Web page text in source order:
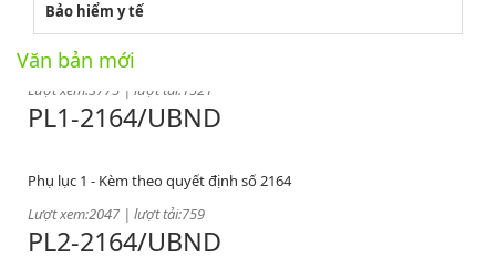
Bảo hiểm y tế
Văn bản mới
Lượt xem:3775 | lượt tải:1521
PL1-2164/UBND
Lượt xem:2047 | lượt tải:759
PL2-2164/UBND